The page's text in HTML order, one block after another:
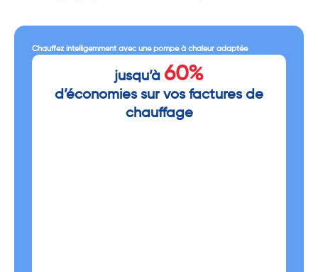
Chauffez intelligemment avec une pompe à chaleur adaptée
jusqu’à 60%
d’économies sur vos factures de
chauffage